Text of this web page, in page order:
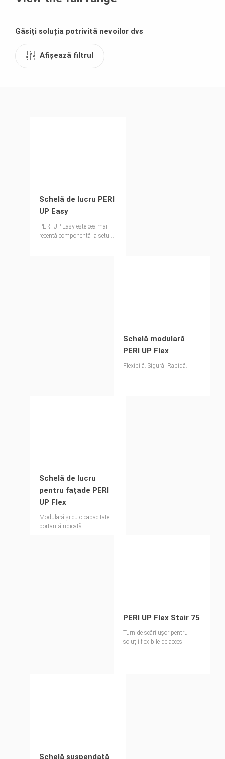
Găsiți soluția potrivită nevoilor dvs
Afișează filtrul
Schelă de lucru PERI
UP Easy
PERI UP Easy este cea mai
recentă componentă la setul
Schelă modulară
PERI UP Flex
Flexibilă. Sigură. Rapidă.
Schelă de lucru
pentru fațade PERI
UP Flex
Modulară și cu o capacitate
portantă ridicată
PERI UP Flex Stair 75
Turn de scări ușor pentru
soluții flexibile de acces
Schelă suspendată